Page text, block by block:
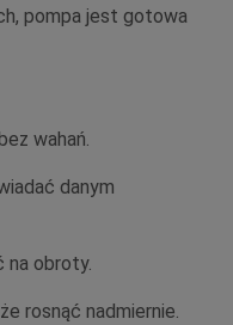
pompa jest gotowa
wahań.
danym
na obroty.
rosnąć nadmiernie.